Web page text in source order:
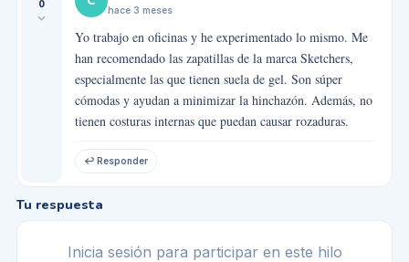
0 hace 3 meses
Yo trabajo en oficinas y he experimentado lo mismo. Me
han recomendado las zapatillas de la marca Sketchers,
especialmente las que tienen suela de gel. Son súper
cómodas y ayudan a minimizar la hinchazón. Además, no
tienen costuras internas que puedan causar rozaduras.
↩ Responder
Tu respuesta
Inicia sesión para participar en este hilo